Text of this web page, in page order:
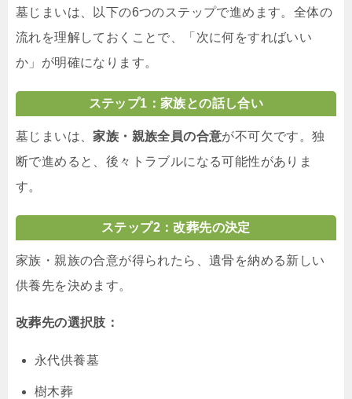
墓じまいは、以下の6つのステップで進めます。全体の
流れを理解しておくことで、「次に何をすればいい
か」が明確になります。
ステップ1：家族との話し合い
墓じまいは、 家族・親族全員の合意が不可欠です。独
断で進めると、後々トラブルになる可能性がありま
す。
ステップ2：改葬先の決定
家族・親族の合意が得られたら、遺骨を納める新しい
供養先を決めます。
改葬先の選択肢：
永代供養墓
樹木葬